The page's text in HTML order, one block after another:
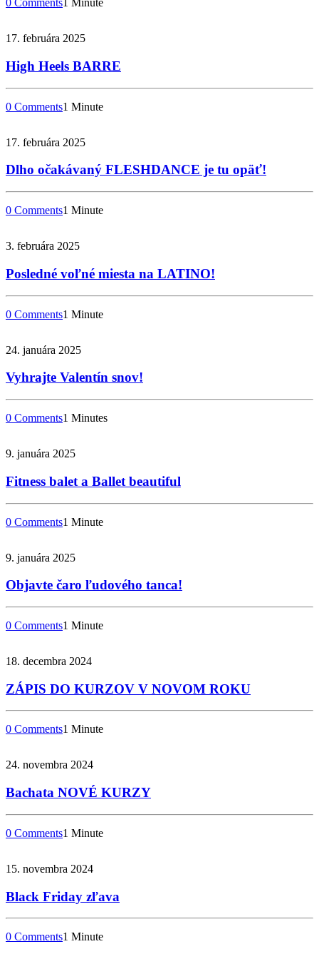
0 Comments 1 Minute
17. februára 2025
High Heels BARRE
0 Comments1 Minute
17. februára 2025
Dlho očakávaný FLESHDANCE je tu opäť!
0 Comments1 Minute
3. februára 2025
Posledné voľné miesta na LATINO!
0 Comments1 Minute
24. januára 2025
Vyhrajte Valentín snov!
0 Comments1 Minutes
9. januára 2025
Fitness balet a Ballet beautiful
0 Comments1 Minute
9. januára 2025
Objavte čaro ľudového tanca!
0 Comments1 Minute
18. decembra 2024
ZÁPIS DO KURZOV V NOVOM ROKU
0 Comments1 Minute
24. novembra 2024
Bachata NOVÉ KURZY
0 Comments1 Minute
15. novembra 2024
Black Friday zľava
0 Comments1 Minute